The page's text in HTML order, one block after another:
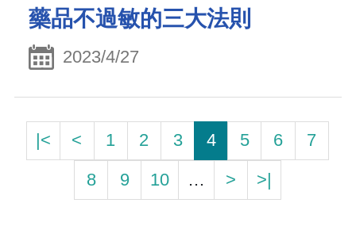
藥品不過敏的三大法則
2023/4/27
|< < 1 2 3 4 5 6
7
8
9 10 … > >|